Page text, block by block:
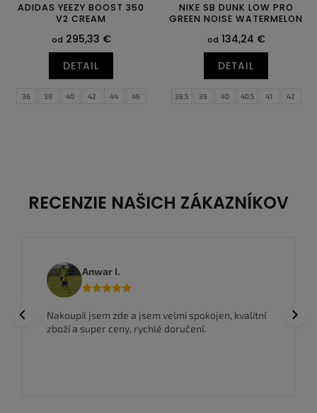
ADIDAS YEEZY BOOST 350
V2 CREAM
od 295,33 €
DETAIL
36 38 40 42 44 46
NIKE SB DUNK LOW PRO
GREEN NOISE WATERMELON
od 134,24 €
DETAIL
38,5 39 40 40,5 41
42
RECENZIE NAŠICH ZÁKAZNÍKOV
Previous
Anwar I.
Nakoupil jsem zde a jsem velmi spokojen, kvalitní
zboží a super ceny, rychlé doručení.
Next